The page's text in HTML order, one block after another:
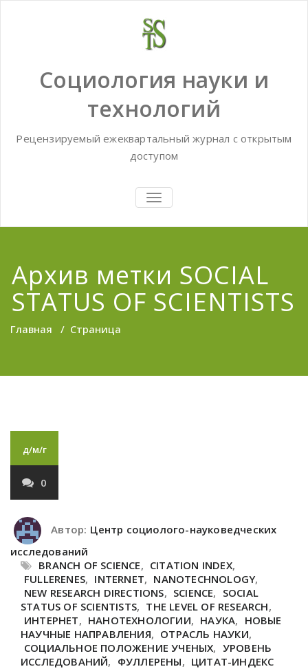
Социология науки и
технологий
Рецензируемый ежеквартальный журнал с открытым
доступом
TOGGLE
NAVIGATION
Архив метки SOCIAL
STATUS OF SCIENTISTS
Главная / Страница
д/м/г
0
Автор: Центр социолого-науковедческих
исследований
BRANCH OF SCIENCE, CITATION INDEX,
FULLERENES, INTERNET, NANOTECHNOLOGY,
NEW RESEARCH DIRECTIONS, SCIENCE, SOCIAL
STATUS OF SCIENTISTS, THE LEVEL OF RESEARCH,
ИНТЕРНЕТ, НАНОТЕХНОЛОГИИ, НАУКА, НОВЫЕ
НАУЧНЫЕ НАПРАВЛЕНИЯ, ОТРАСЛЬ НАУКИ,
СОЦИАЛЬНОЕ ПОЛОЖЕНИЕ УЧЕНЫХ, УРОВЕНЬ
ИССЛЕДОВАНИЙ, ФУЛЛЕРЕНЫ, ЦИТАТ-ИНДЕКС